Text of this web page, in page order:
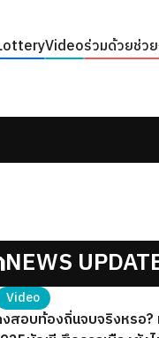
Videoร่วมด้วยช่ว
NEWS
Video
งสอบท้องถิ่นจบจริงหรอ?